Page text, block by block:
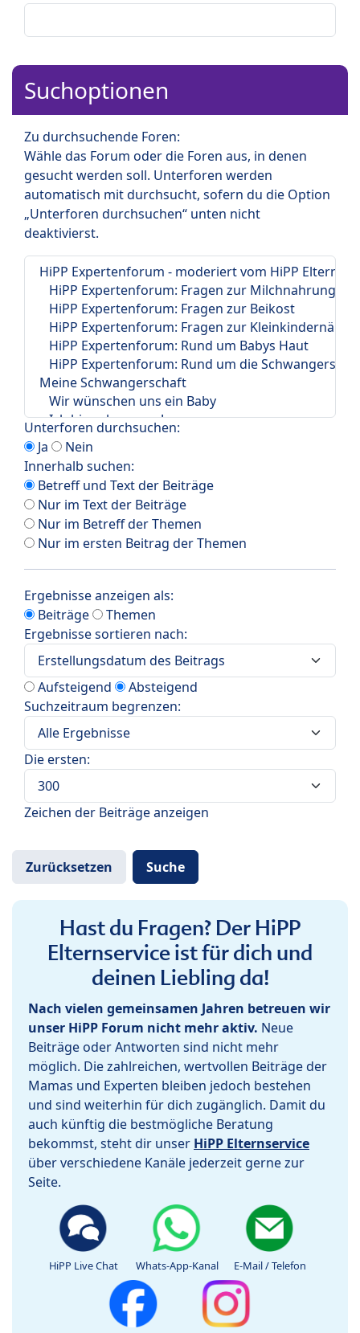
Suchoptionen
Zu durchsuchende Foren:
Wähle das Forum oder die Foren aus, in denen
gesucht werden soll. Unterforen werden
automatisch mit durchsucht, sofern du die Option
„Unterforen durchsuchen“ unten nicht
deaktivierst.
Unterforen durchsuchen:
Ja
Nein
Innerhalb suchen:
Betreff und Text der Beiträge
Nur im Text der Beiträge
Nur im Betreff der Themen
Nur im ersten Beitrag der Themen
Ergebnisse anzeigen als:
Beiträge
Themen
Ergebnisse sortieren nach:
Aufsteigend
Absteigend
Suchzeitraum begrenzen:
Die ersten:
Zeichen der Beiträge anzeigen
Hast du Fragen? Der HiPP
Elternservice ist für dich und
deinen Liebling da!
Nach vielen gemeinsamen Jahren betreuen wir
unser HiPP Forum nicht mehr aktiv. Neue
Beiträge oder Antworten sind nicht mehr
möglich. Die zahlreichen, wertvollen Beiträge der
Mamas und Experten bleiben jedoch bestehen
und sind weiterhin für dich zugänglich. Damit du
auch künftig die bestmögliche Beratung
bekommst, steht dir unser HiPP Elternservice
über verschiedene Kanäle jederzeit gerne zur
Seite.
HiPP Live Chat Whats-App-Kanal E-Mail / Telefon